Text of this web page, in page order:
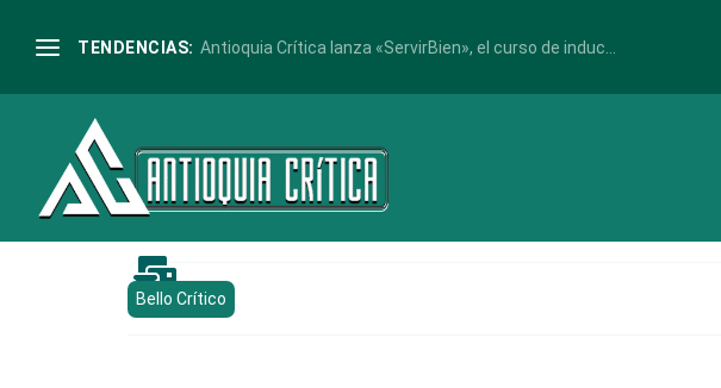
TENDENCIAS: Antioquia Crítica lanza «ServirBien», el curso de induc...

Bello Crítico